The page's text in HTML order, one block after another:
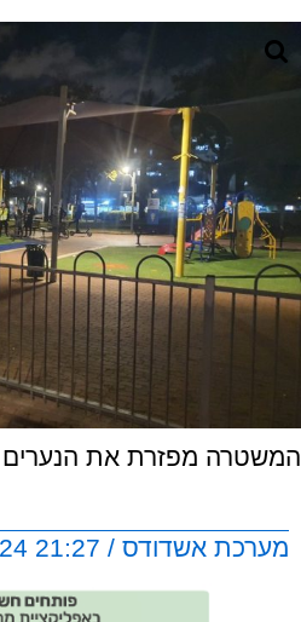
המשטרה מפזרת את הנערים
מערכת אשדודס / 21:27 21.03.24